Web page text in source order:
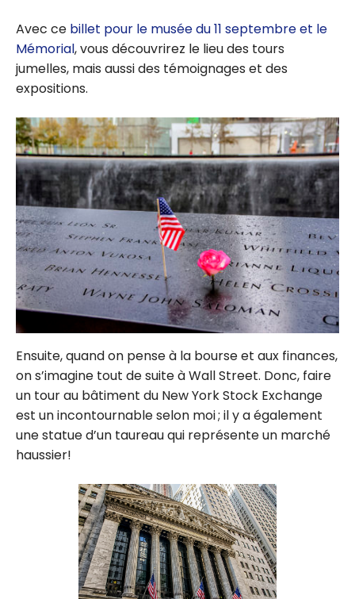
Avec ce billet pour le musée du 11 septembre et le
Mémorial, vous découvrirez le lieu des tours
jumelles, mais aussi des témoignages et des
expositions.
Ensuite, quand on pense à la bourse et aux finances,
on s’imagine tout de suite à Wall Street. Donc, faire
un tour au bâtiment du New York Stock Exchange
est un incontournable selon moi ; il y a également
une statue d’un taureau qui représente un marché
haussier!